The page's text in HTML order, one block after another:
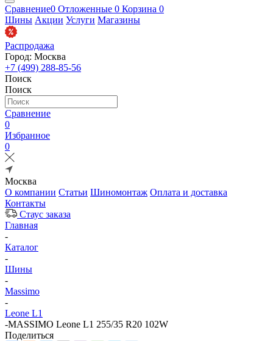
Сравнение0 Отложенные 0 Корзина 0
Шины Акции Услуги Магазины
Распродажа
Город: Москва
+7 (499) 288-85-56
Поиск
Поиск
Сравнение
0
Избранное
0
Москва
О компании Статьи Шиномонтаж Оплата и доставка
Контакты
Стаус заказа
Главная
-
Каталог
-
Шины
-
Massimo
-
Leone L1
-MASSIMO Leone L1 255/35 R20 102W
Поделиться